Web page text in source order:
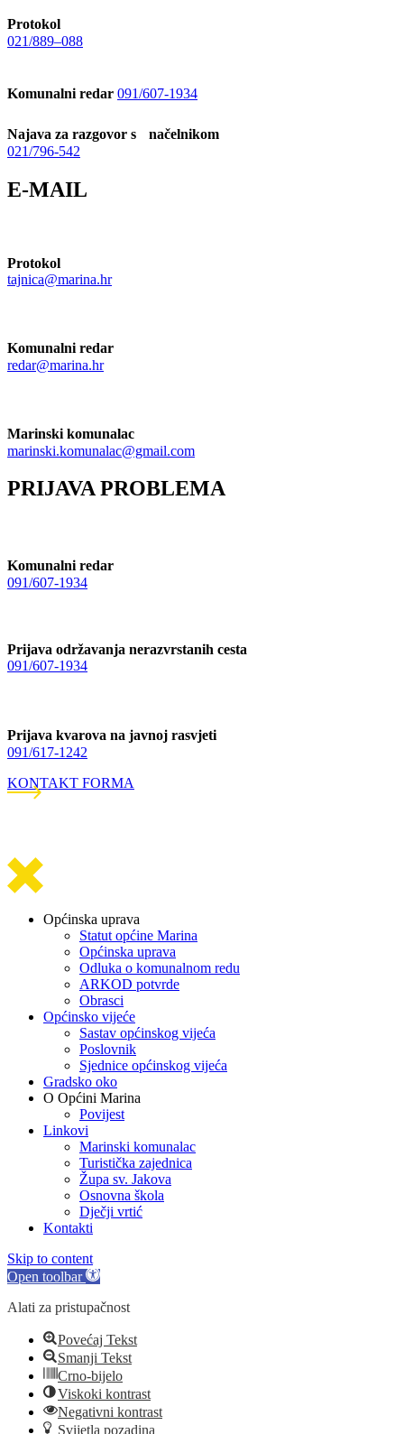
Protokol
021/889–088
Komunalni redar 091/607-1934
Najava za razgovor s načelnikom
021/796-542
E-MAIL
Protokol
tajnica@marina.hr
Komunalni redar
redar@marina.hr
Marinski komunalac
marinski.komunalac@gmail.com
PRIJAVA PROBLEMA
Komunalni redar
091/607-1934
Prijava održavanja nerazvrstanih cesta
091/607-1934
Prijava kvarova na javnoj rasvjeti
091/617-1242
KONTAKT FORMA
Općinska uprava
Statut općine Marina
Općinska uprava
Odluka o komunalnom redu
ARKOD potvrde
Obrasci
Općinsko vijeće
Sastav općinskog vijeća
Poslovnik
Sjednice općinskog vijeća
Gradsko oko
O Općini Marina
Povijest
Linkovi
Marinski komunalac
Turistička zajednica
Župa sv. Jakova
Osnovna škola
Dječji vrtić
Kontakti
Skip to content
Open toolbar
Alati za pristupačnost
Povećaj Tekst
Smanji Tekst
Crno-bijelo
Viskoki kontrast
Negativni kontrast
Svijetla pozadina